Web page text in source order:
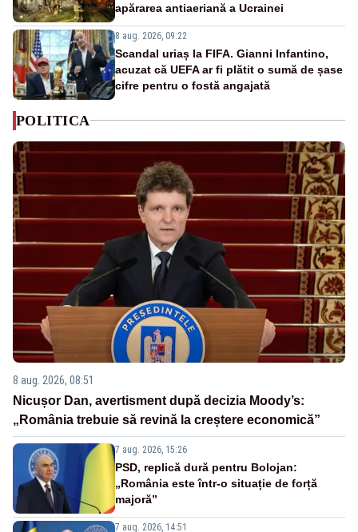
apărarea antiaeriană a Ucrainei
8 aug. 2026, 09:22
Scandal uriaș la FIFA. Gianni Infantino,
acuzat că UEFA ar fi plătit o sumă de șase
cifre pentru o fostă angajată
POLITICA
8 aug. 2026, 08:51
Nicușor Dan, avertisment după decizia Moody’s:
„România trebuie să revină la creștere economică”
7 aug. 2026, 15:26
PSD, replică dură pentru Bolojan:
„România este într-o situație de forță
majoră”
7 aug. 2026, 14:51